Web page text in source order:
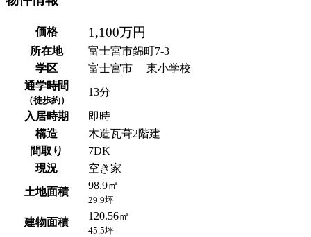
価格 1,100万円
所在地
富士宮市錦町7-3
学区
富士宮市 東小学校
通学時間
（徒歩約）
13分
入居時期
即時
構造
木造瓦葺2階建
間取り
7DK
現況
空き家
土地面積
98.9㎡
29.9坪
建物面積
120.56㎡
45.5坪